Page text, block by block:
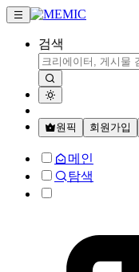
검색
원픽 회원가입
메인
탐색